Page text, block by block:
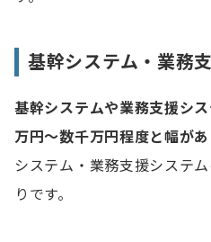
基幹システム・業務
基幹システムや業務支援シ
万円～数千万円程度と幅があ
システム・業務支援システ
りです。